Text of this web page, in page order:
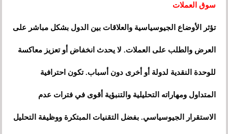
سوق العملات
تؤثر الأوضاع الجيوسياسية والعلاقات بين الدول بشكل مباشر على
العرض والطلب على العملات. لا يحدث انخفاض أو تعزيز معاكسة
للوحدة النقدية لدولة أو أخرى دون أسباب. تكون احترافية
المتداول ومهاراته التحليلية والتنبؤية أقوى في فترات عدم
الاستقرار الجيوسياسي. بفضل التقنيات المبتكرة ووظيفة التحليل